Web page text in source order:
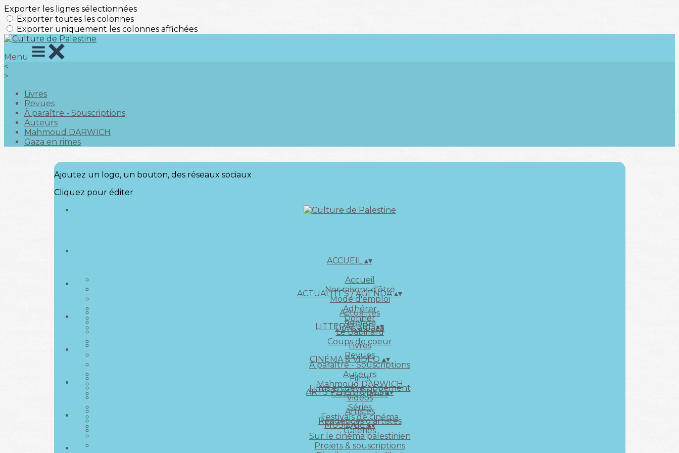
Exporter les lignes sélectionnées
Exporter toutes les colonnes
Exporter uniquement les colonnes affichées
Menu
<
>
Livres
Revues
À paraître - Souscriptions
Auteurs
Mahmoud DARWICH
Gaza en rimes
Ajoutez un logo, un bouton, des réseaux sociaux
Cliquez pour éditer
ACCUEIL▴▾
Accueil
Nos raisons d'être
Mode d'emploi
Adhérer
Donner
Dons à Gaza
ACTUALITÉS / AGENDA▴▾
Actualités
Agenda
Le Babillard
Coups de coeur
LITTERATURE▴▾
Livres
Revues
À paraître - Souscriptions
Auteurs
Mahmoud DARWICH
Gaza en rimes
CINÉMA & VIDÉO ▴▾
Films
Films en développement
Vidéos
Séries
Festivals de cinéma
Artistes
Sur le cinéma palestinien
Projets & souscriptions
ARTS PLASTIQUES▴▾
Artistes
Résidences d'artistes
Galeries
MUSIQUE▴▾